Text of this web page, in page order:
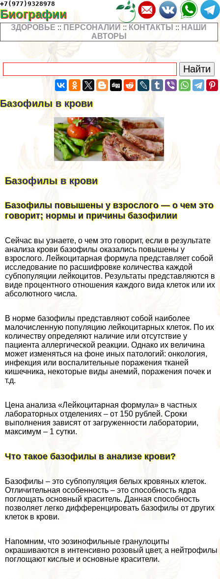
+7(977)9328978
Биографии
ЗДОРОВЬЕ :: ПЕРСОНАЛИИ :: КОНТАКТЫ :: НАШИ
АВТОРЫ
Базофилы в крови
Базофилы в крови
Базофилы повышены у взрослого — о чем это
говорит; нормы и причины базофилии
Сейчас вы узнаете, о чем это говорит, если в результате
анализа крови базофилы оказались повышены у
взрослого. Лейкоцитарная формула представляет собой
исследование по расшифровке количества каждой
субпопуляции лейкоцитов. Результаты представляются в
виде процентного отношения каждого вида клеток или их
абсолютного числа.
В норме базофилы представляют собой наиболее
малочисленную популяцию лейкоцитарных клеток. По их
количеству определяют наличие или отсутствие у
пациента аллергической реакции. Однако их величина
может изменяться на фоне иных патологий: oнкoлoгия,
инфекция или воспалительные поражения тканей
кишечника, некоторые виды анемий, поражения почек и
т.д.
Цена анализа «Лейкоцитарная формула» в частных
лабораторных отделениях – от 150 рублей. Сроки
выполнения зависят от загруженности лаборатории,
максимум – 1 сутки.
Что такое базофилы в анализе крови?
Базофилы – это субпопуляция белых кровяных клеток.
Отличительная особенность – это способность ядра
поглощать основный краситель. Данная способность
позволяет легко дифференцировать базофилы от других
клеток в крови.
Напомним, что эозинофильные гранулоциты
окрашиваются в интенсивно розовый цвет, а нейтрофилы
поглощают кислые и основные красители.